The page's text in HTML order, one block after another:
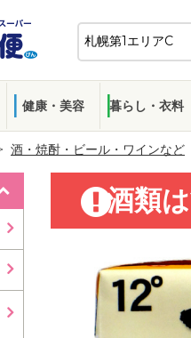
健康・美容 暮らし・衣料
酒・焼酎・ビール・ワインなど
酒類